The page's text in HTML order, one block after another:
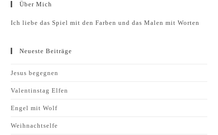
Über Mich
Ich liebe das Spiel mit den Farben und das Malen mit Worten
Neueste Beiträge
Jesus begegnen
Valentinstag Elfen
Engel mit Wolf
Weihnachtselfe